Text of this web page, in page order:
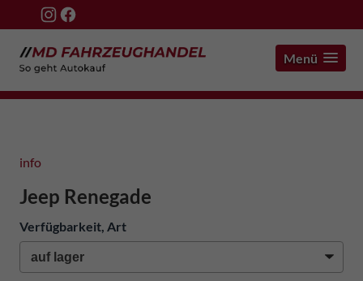
Menü
info
Jeep Renegade
Verfügbarkeit, Art